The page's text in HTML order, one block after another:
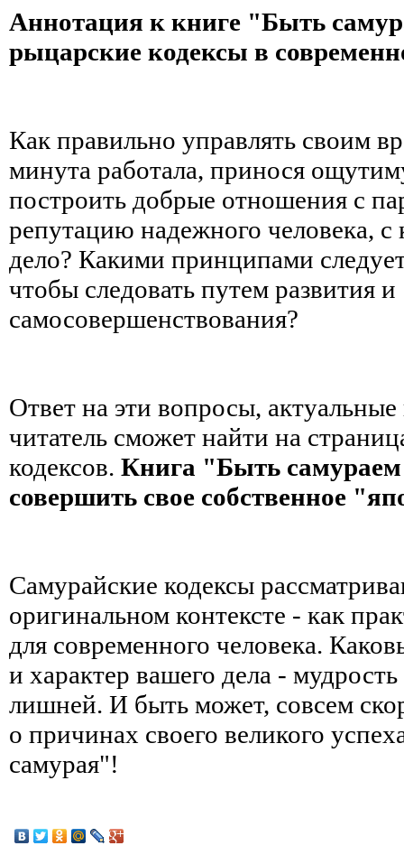
Аннотация к книге "Быть
рыцарские кодексы в
Как правильно управлять своим
минута работала, принося
построить добрые отношения с
репутацию надежного человека, с
дело? Какими принципами
чтобы следовать путем развития и
самосовершенствования?
Ответ на эти вопросы, актуальные
читатель сможет найти на
кодексов. Книга "Быть
совершить свое собственное
Самурайские кодексы
оригинальном контексте - как
для современного человека.
и характер вашего дела -
лишней. И быть может, совсем
о причинах своего великого
самурая"!